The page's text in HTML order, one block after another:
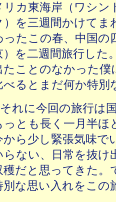
リカ東海岸（ワシ
）を三週間かけてま
ったこの春、中国の
）を二週間旅行した
たことのなかった僕
べるとまだ何か特別
それに今回の旅行は
っとも長く一月半
から少し緊張気味で
らない、日常を抜
穫だと思ってきた。
別な思い入れをこの